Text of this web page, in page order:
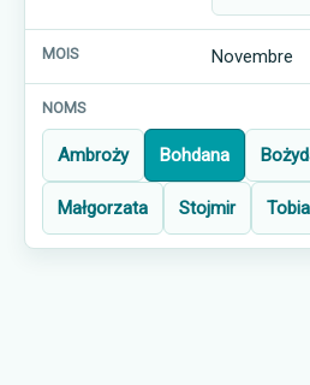
Novembre
Ambroży Bohdana
Małgorzata Stojmir